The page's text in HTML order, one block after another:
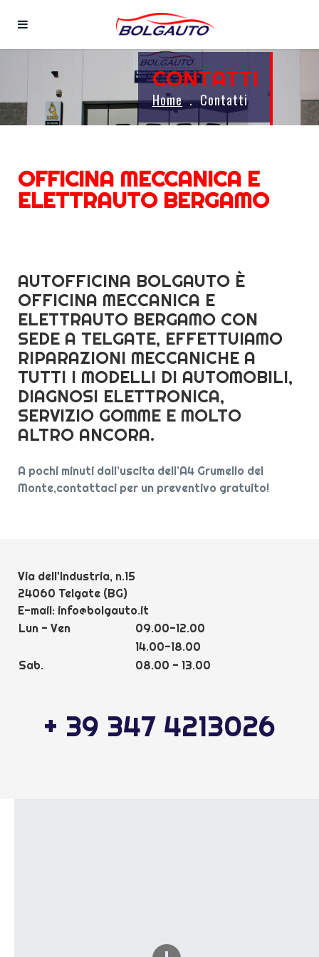
CONTATTI
Home Contatti
OFFICINA MECCANICA E
ELETTRAUTO BERGAMO
AUTOFFICINA BOLGAUTO È
OFFICINA MECCANICA E
ELETTRAUTO BERGAMO CON
SEDE A TELGATE, EFFETTUIAMO
RIPARAZIONI MECCANICHE A
TUTTI I MODELLI DI AUTOMOBILI,
DIAGNOSI ELETTRONICA,
SERVIZIO GOMME E MOLTO
ALTRO ANCORA.
A pochi minuti dall’uscita dell’A4 Grumello del
Monte,contattaci per un preventivo gratuito!
Via dell'Industria, n.15
24060 Telgate (BG)
E-mail: info@bolgauto.it
Lun - Ven
09.00-12.00
14.00-18.00
Sab.
08.00 - 13.00
+ 39 347 4213026